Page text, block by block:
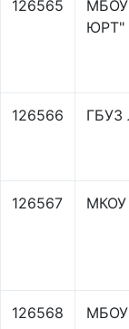
126565
ЮРТ"
126566
126567
126568